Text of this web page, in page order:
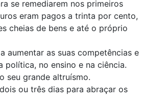
se remediarem nos primeiros
eram pagos a trinta por cento,
cheias de bens e até o próprio
aumentar as suas competências e
política, no ensino e na ciência.
seu grande altruísmo.
ou três dias para abraçar os